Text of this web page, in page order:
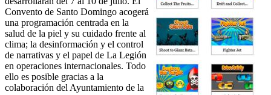
Convento de Santo Domingo acogerá
una programación centrada en la
salud de la piel y su cuidado frente al
clima; la desinformación y el control
de narrativas y el papel de La Legión
en operaciones internacionales. Todo
ello es posible gracias a la
colaboración del Ayuntamiento de la